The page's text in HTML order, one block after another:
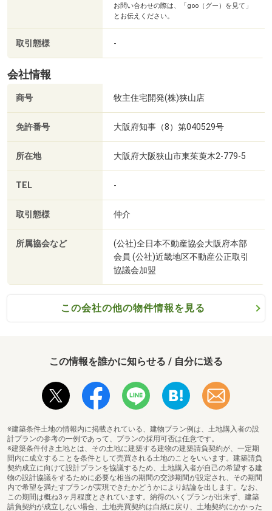
お問い合わせの際は、「goo（グー）を見て」
とお伝えください。
取引態様 -
会社情報
商号 牧主住宅開発(株)狭山店
免許番号 大阪府知事（8）第040529号
所在地 大阪府大阪狭山市東茱萸木2-779-5
TEL -
取引態様 仲介
所属協会など
(公社)全日本不動産協会大阪府本部
会員 (公社)近畿地区不動産公正取引
協議会加盟
この会社の他の物件情報を見る
この情報を誰かに知らせる / 自分に送る
※建築条件土地の情報内に掲載されている、建物プラン例は、土地購入者の設
計プランの参考の一例であって、プランの採用可否は任意です。
※建築条件付き土地とは、その土地に建築する建物の建築請負契約が、一定期
間内に成立することを条件として売買される土地のことをいいます。建築請負
契約成立に向けて設計プランを協議するため、土地購入者が自己の希望する建
物の設計協議をするために必要な相当の期間の交渉期間が設定され、その期間
内で希望を満たすプランが実現できたかどうかにより結論を出します。なお、
この期間は概ね3ヶ月程度とされています。納得のいくプランが出来ず、建築
請負契約が成立しない場合、土地売買契約は白紙に戻り、土地契約にかかった